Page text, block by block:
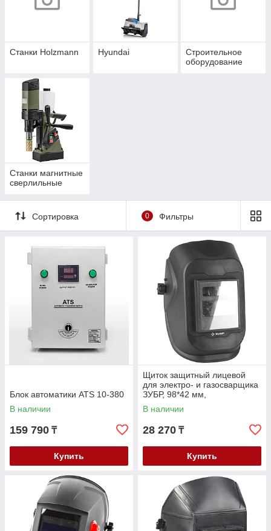
Станки Holzmann Hyundai
Строительное
оборудование
Станки магнитные
сверлильные
Сортировка 0 Фильтры
Блок автоматики ATS 10-380
В наличии
159 790 ₸
Купить
Щиток защитный лицевой
для электро- и газосварщика
ЗУБР, 98*42 мм,
автозатемнение (11079)
В наличии
28 270 ₸
Купить